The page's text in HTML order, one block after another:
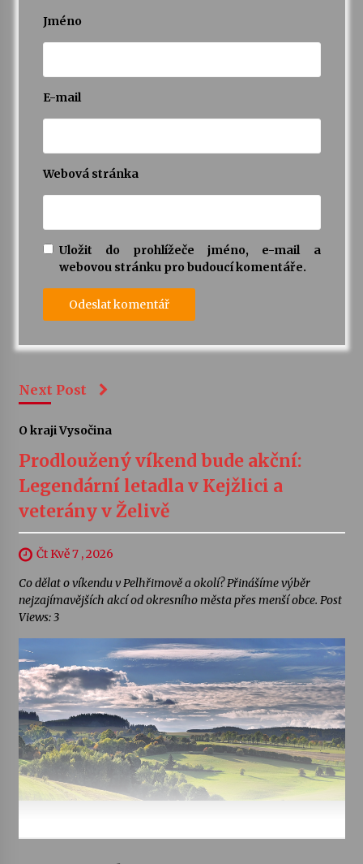
Jméno
E-mail
Webová stránka
Uložit do prohlížeče jméno, e-mail a
webovou stránku pro budoucí komentáře.
Next Post
O kraji Vysočina
Prodloužený víkend bude akční:
Legendární letadla v Kejžlici a
veterány v Želivě
Čt Kvě 7 , 2026
Co dělat o víkendu v Pelhřimově a okolí? Přinášíme výběr
nejzajímavějších akcí od okresního města přes menší obce. Post
Views: 3